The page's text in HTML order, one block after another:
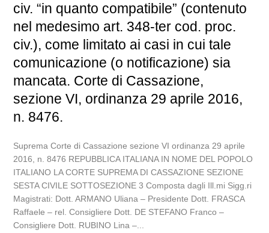
civ. “in quanto compatibile” (contenuto
nel medesimo art. 348-ter cod. proc.
civ.), come limitato ai casi in cui tale
comunicazione (o notificazione) sia
mancata. Corte di Cassazione,
sezione VI, ordinanza 29 aprile 2016,
n. 8476.
Suprema Corte di Cassazione sezione VI ordinanza 29 aprile
2016, n. 8476 REPUBBLICA ITALIANA IN NOME DEL POPOLO
ITALIANO LA CORTE SUPREMA DI CASSAZIONE SEZIONE
SESTA CIVILE SOTTOSEZIONE 3 Composta dagli Ill.mi Sigg.ri
Magistrati: Dott. ARMANO Uliana – Presidente Dott. FRASCA
Raffaele – rel. Consigliere Dott. DE STEFANO Franco –
Consigliere Dott. RUBINO Lina –...